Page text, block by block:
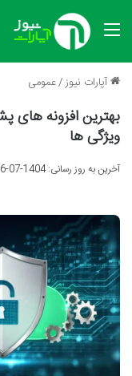
منو
آپارات نیوز/عمومی
بهترین افزونه های
ویژگی ها
آخرین به روز رسانی: 1404-07-16